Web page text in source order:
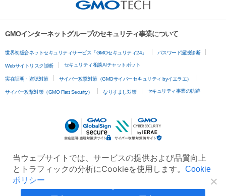
GMOインターネットグループのセキュリティ事業について
世界初総合ネットセキュリティサービス「GMOセキュリティ24」 パスワード漏洩診断
Webサイトリスク診断 セキュリティ相談AIチャットボット
実在証明・盗聴対策 サイバー攻撃対策（GMOサイバーセキュリティ byイエラエ）
サイバー攻撃対策（GMO Flatt Security） なりすまし対策 セキュリティ事業の軌跡
当ウェブサイトでは、サービスの提供および品質向上
とトラフィックの分析にCookieを使用します。 Cookie
ポリシー